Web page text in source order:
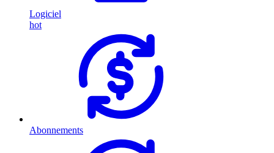
Logiciel
hot
Abonnements